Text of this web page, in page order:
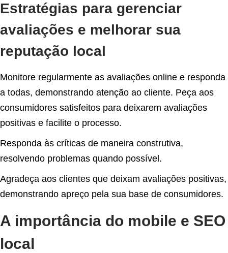
Estratégias para gerenciar
avaliações e melhorar sua
reputação local
Monitore regularmente as avaliações online e responda
a todas, demonstrando atenção ao cliente. Peça aos
consumidores satisfeitos para deixarem avaliações
positivas e facilite o processo.
Responda às críticas de maneira construtiva,
resolvendo problemas quando possível.
Agradeça aos clientes que deixam avaliações positivas,
demonstrando apreço pela sua base de consumidores.
A importância do mobile e SEO
local